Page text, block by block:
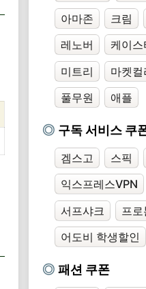
아마존
크림
레노버
케이스
미트리
마켓컬
풀무원
애플
구독 서비스 쿠
겜스고 스픽
익스프레스VPN
서프샤크
프
어도비 학생할인
패션 쿠폰